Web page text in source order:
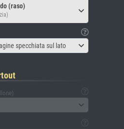
(raso)
specchiata sul lato